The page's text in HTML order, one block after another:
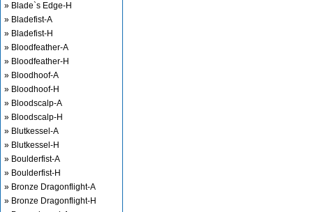
» Blade`s Edge-H
» Bladefist-A
» Bladefist-H
» Bloodfeather-A
» Bloodfeather-H
» Bloodhoof-A
» Bloodhoof-H
» Bloodscalp-A
» Bloodscalp-H
» Blutkessel-A
» Blutkessel-H
» Boulderfist-A
» Boulderfist-H
» Bronze Dragonflight-A
» Bronze Dragonflight-H